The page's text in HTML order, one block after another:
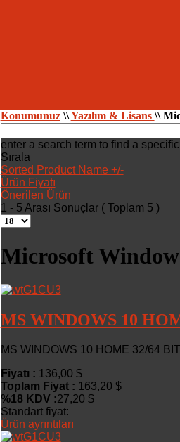
Konumunuz\\Yazılım & Lisans \\
enter a search term to find a
Sırala
Sorted Product Name +/-
Ürün Fiyatı
Önerilen Ürün
1 - 5 Arası Sonuçlar ( Toplam 5 )
Microsoft
MS WINDOWS 10
MS WINDOWS 10 HOME 32/64
Fiyatı : 136,00 $
Toplam Fiyat : 163,20 $
%18 KDV :27,20 $
Standart fiyat:
Ürün ayrıntıları